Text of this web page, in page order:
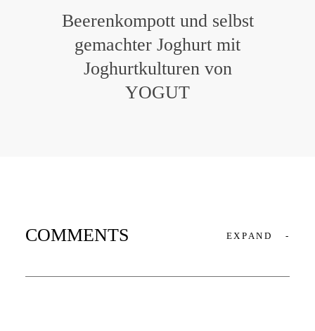
Beerenkompott und selbst
gemachter Joghurt mit
Joghurtkulturen von
YOGUT
COMMENTS EXPAND -